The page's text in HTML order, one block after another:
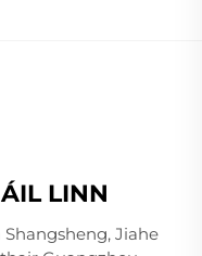
LINN
Shangsheng, Jiahe